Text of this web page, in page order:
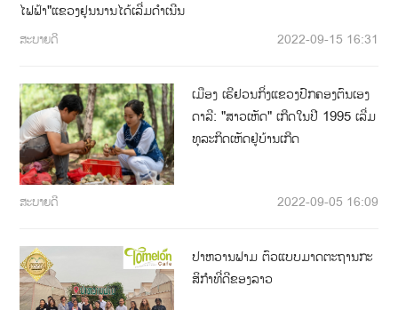
ໄຟຟ້າ"ແຂວງຢຸນນານໄດ້ເລີ່ມດຳເນີນ
ສະບາຍດີ 2022-09-15 16:31
ເມືອງ ເຮີຢວນກິ່ງແຂວງປົກຄອງຕົນເອງ
ດາລີ: "ສາວເຫັດ" ເກີດໃນປີ 1995 ເລີ່ມ
ທຸລະກິດເຫັດຢູ່ບ້ານເກີດ
ສະບາຍດີ 2022-09-05 16:09
ປາຫວານຟາມ ຕົວແບບມາດຕະຖານກະ
ສິກໍາທີ່ດີຂອງລາວ